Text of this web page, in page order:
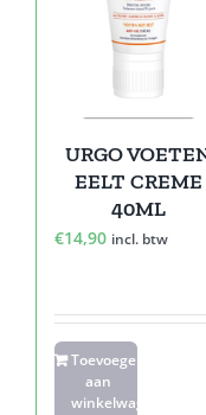
URGO
EELT CREME
40ML
€14,90 incl. btw
Toevoegen
aan
winkelwagen